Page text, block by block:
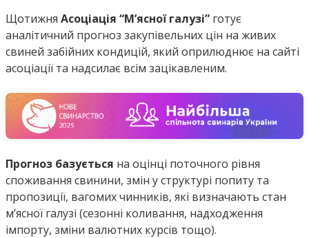
Щотижня Асоціація “М’ясної галузі” готує
аналітичний прогноз закупівельних цін на живих
свиней забійних кондицій, який оприлюднює на сайті
асоціації та надсилає всім зацікавленим.
Прогноз базується на оцінці поточного рівня
споживання свинини, змін у структурі попиту та
пропозиції, вагомих чинників, які визначають стан
м’ясної галузі (сезонні коливання, надходження
імпорту, зміни валютних курсів тощо).